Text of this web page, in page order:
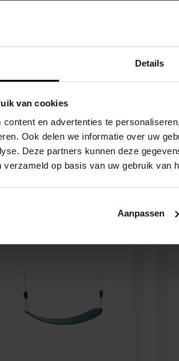
Details
van cookies
en advertenties te
Ook delen we informatie over uw
Deze partners kunnen deze
verzameld op basis van uw gebruik van
Aanpassen
interessant